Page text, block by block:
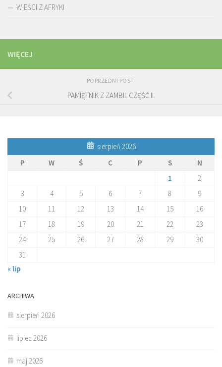
WIEŚCI Z AFRYKI
WIĘCEJ
POPRZEDNI POST
PAMIĘTNIK Z ZAMBII. CZĘŚĆ II.
sierpień 2026
P
W Ś C P S
N
1
2
3
4 5 6 7 8
9
10
11 12 13 14 15
16
17
18 19 20 21 22
23
24
25 26 27 28 29
30
31
« lip
ARCHIWA
sierpień 2026
lipiec 2026
maj 2026